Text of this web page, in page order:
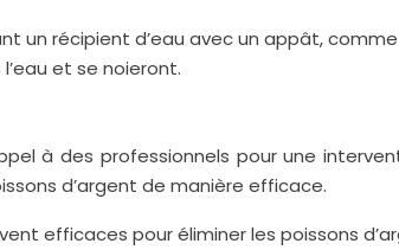
un récipient d’eau avec un appât,
et se noieront.
à des professionnels pour une
d’argent de manière efficace.
efficaces pour éliminer les poissons